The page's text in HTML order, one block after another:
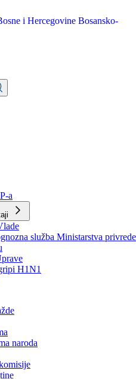
a
služba Ministarstva privrede
H1N1
naroda